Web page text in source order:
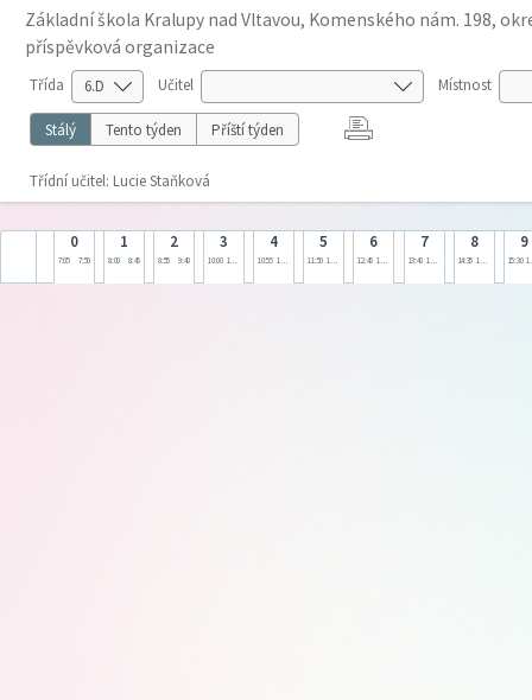
Základní škola Kralupy nad Vltavou, Komenského nám. 198,
příspěvková organizace
Třída Učitel Místnost
Stálý Tento týden Příští týden
Třídní učitel: Lucie Staňková
0
7:05 7:50
1
8:00 8:45
2
8:55 9:40
3
10:00 10:45
4
10:55 11:40
5
11:50 12:35
6
12:45 13:30
7
13:40 14:25
8
14:35 15:20
9
15:30